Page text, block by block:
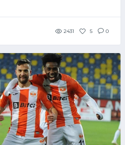
2431 5 0